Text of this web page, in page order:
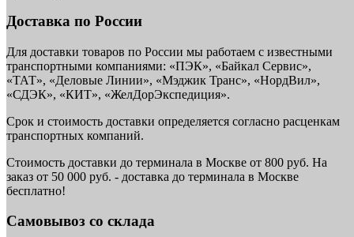
Доставка по России
Для доставки товаров по России мы работаем с известными
транспортными компаниями: «ПЭК», «Байкал Сервис»,
«ТАТ», «Деловые Линии», «Мэджик Транс», «НордВил»,
«СДЭК», «КИТ», «ЖелДорЭкспедиция».
Срок и стоимость доставки определяется согласно расценкам
транспортных компаний.
Стоимость доставки до терминала в Москве от 800 руб. На
заказ от 50 000 руб. - доставка до терминала в Москве
бесплатно!
Самовывоз со склада